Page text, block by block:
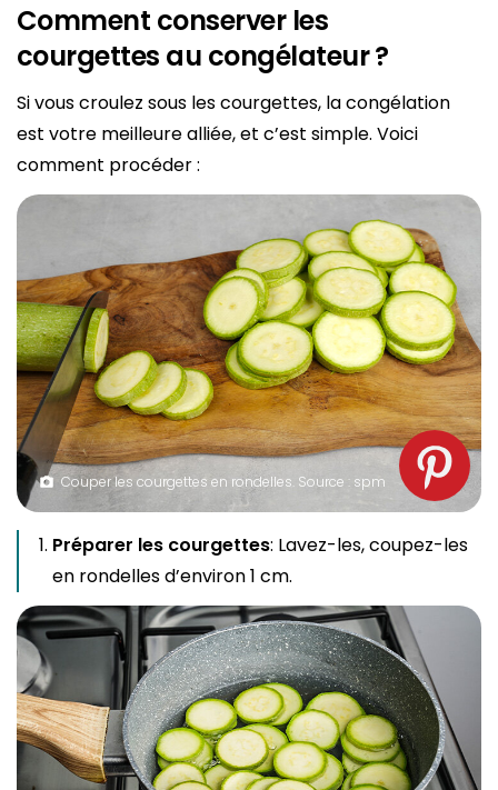
Comment conserver les
courgettes au congélateur ?
Si vous croulez sous les courgettes, la congélation
est votre meilleure alliée, et c’est simple. Voici
comment procéder :
Couper les courgettes en rondelles. Source : spm
Préparer les courgettes: Lavez-les, coupez-les
en rondelles d’environ 1 cm.